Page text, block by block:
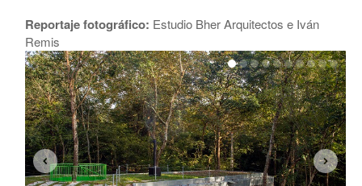
Reportaje fotográfico: Estudio Bher Arquitectos e Iván
Remis